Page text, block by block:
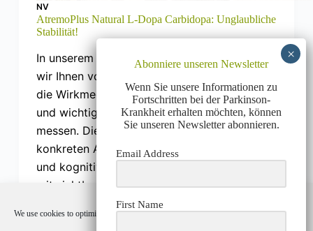
We use cookies to optimize our website and our service.
NV
AtremoPlus Natural L-Dopa Carbidopa: Unglaubliche
Stabilität!
In unserem letzten Informationsbrief haben
wir Ihnen von unserem Bestreben berichtet,
die Wirkmechanismen zu verstehen
und wichtige Parameter sowie Biomarker zu
messen. Dieser Ansatz ermöglicht es uns, die
konkreten Auswirkungen auf die motorischen
und kognitiven Leistungen zu quantifizieren,
mit sichtbaren Effekten sehr schnell…
JULI 13, 2024
Abonniere unseren Newsletter
Wenn Sie unsere Informationen zu
Fortschritten bei der Parkinson-
Krankheit erhalten möchten, können
Sie unseren Newsletter abonnieren.
Email Address
First Name